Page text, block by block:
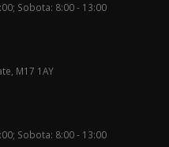
Sobota: 8:00 - 13:00
M17 1AY
Sobota: 8:00 - 13:00